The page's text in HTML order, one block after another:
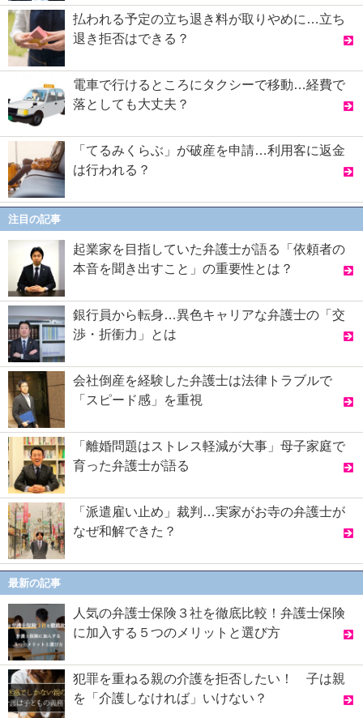
払われる予定の立ち退き料が取りやめに…立ち
退き拒否はできる？
電車で行けるところにタクシーで移動…経費で
落としても大丈夫？
「てるみくらぶ」が破産を申請…利用客に返金
は行われる？
注目の記事
起業家を目指していた弁護士が語る「依頼者の
本音を聞き出すこと」の重要性とは？
銀行員から転身…異色キャリアな弁護士の「交
渉・折衝力」とは
会社倒産を経験した弁護士は法律トラブルで
「スピード感」を重視
「離婚問題はストレス軽減が大事」母子家庭で
育った弁護士が語る
「派遣雇い止め」裁判…実家がお寺の弁護士が
なぜ和解できた？
最新の記事
人気の弁護士保険３社を徹底比較！弁護士保険
に加入する５つのメリットと選び方
犯罪を重ねる親の介護を拒否したい！ 子は親
を「介護しなければ」いけない？